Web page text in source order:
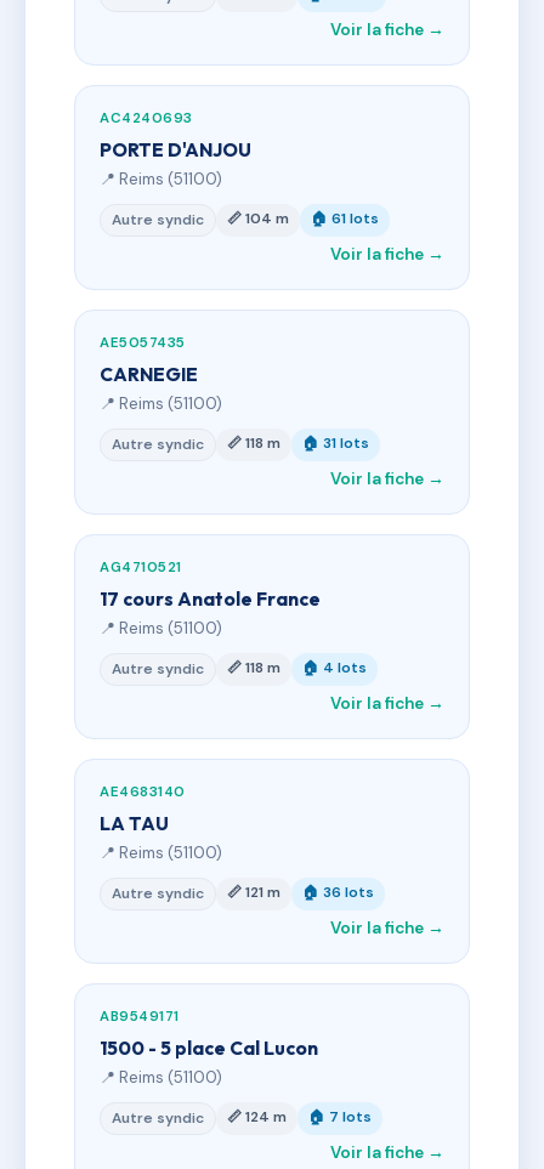
Voir la fiche →
AC4240693
PORTE D'ANJOU
📍 Reims (51100)
Autre syndic 📏 104 m 🏠 61 lots
Voir la fiche →
AE5057435
CARNEGIE
📍 Reims (51100)
Autre syndic 📏 118 m 🏠 31 lots
Voir la fiche →
AG4710521
17 cours Anatole France
📍 Reims (51100)
Autre syndic 📏 118 m 🏠 4 lots
Voir la fiche →
AE4683140
LA TAU
📍 Reims (51100)
Autre syndic 📏 121 m 🏠 36 lots
Voir la fiche →
AB9549171
1500 - 5 place Cal Lucon
📍 Reims (51100)
Autre syndic 📏 124 m 🏠 7 lots
Voir la fiche →